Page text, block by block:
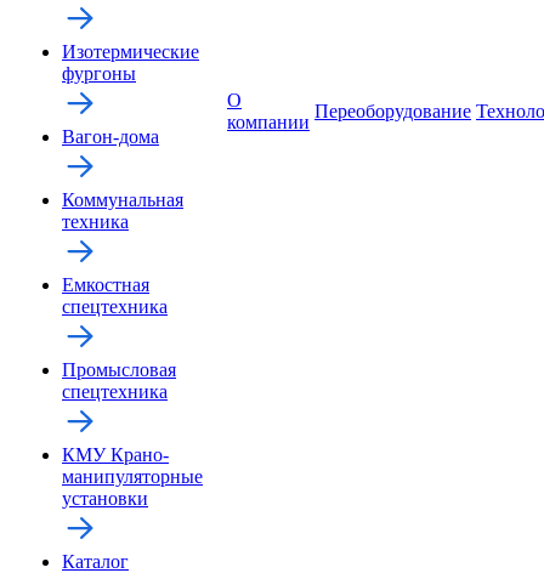
Изотермические
фургоны
Вагон-дома
Коммунальная
техника
Емкостная
спецтехника
Промысловая
спецтехника
КМУ Крано-
манипуляторные
установки
Каталог
О
компании
Переоборудование